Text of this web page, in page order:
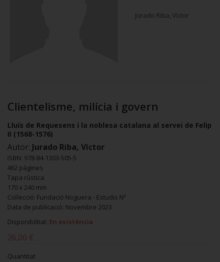
Jurado Riba, Víctor
Clientelisme, milícia i govern
Lluís de Requesens i la noblesa catalana al servei de Felip
II (1568-1576)
Autor: Jurado Riba, Víctor
ISBN: 978-84-1303-505-5
462 pàgines
Tapa rústica
170 x 240 mm
Col·lecció: Fundació Noguera - Estudis Nº
Data de publicació: Novembre 2023
Disponibilitat: En existència
26,00 €
Quantitat